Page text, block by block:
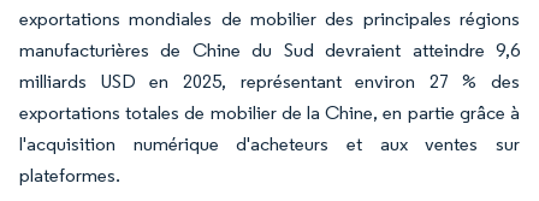
exportations mondiales de mobilier des principales régions
manufacturières de Chine du Sud devraient atteindre 9,6
milliards USD en 2025, représentant environ 27 % des
exportations totales de mobilier de la Chine, en partie grâce à
l'acquisition numérique d'acheteurs et aux ventes sur
plateformes.